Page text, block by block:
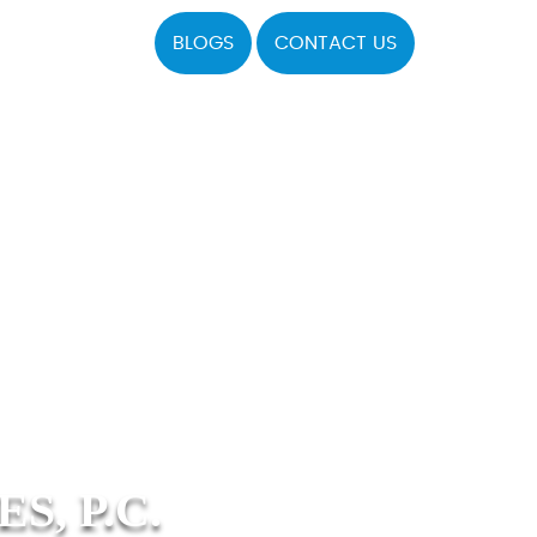
BLOGS CONTACT US
P.C.